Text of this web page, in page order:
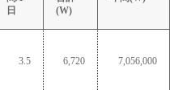
日
(W)
3.5 6,720 7,056,000